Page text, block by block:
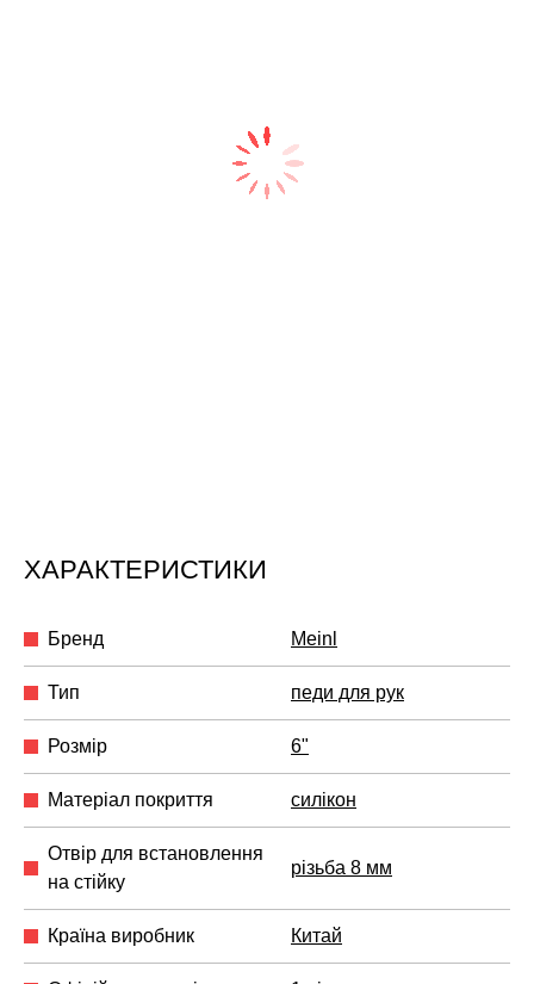
ХАРАКТЕРИСТИКИ
Бренд Meinl
Тип педи для рук
Розмір 6"
Матеріал покриття силікон
Отвір для встановлення
на стійку
різьба 8 мм
Країна виробник Китай